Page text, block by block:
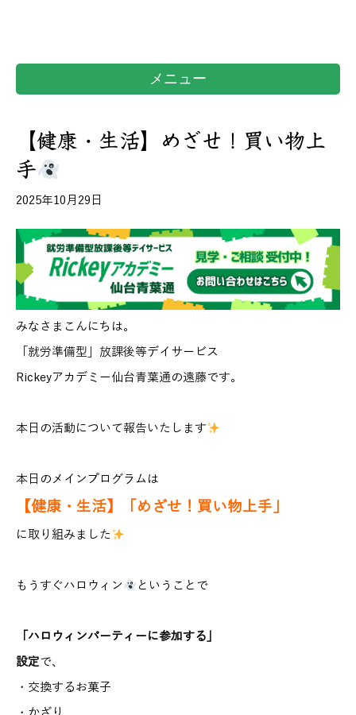
メニュー
【健康・生活】めざせ！買い物上
手
2025年10月29日
みなさまこんにちは。
「就労準備型」放課後等デイサービス
Rickeyアカデミー仙台青葉通の遠藤です。
本日の活動について報告いたします
本日のメインプログラムは
【健康・生活】 「めざせ！買い物上手」
に取り組みました
もうすぐハロウィン ということで
「ハロウィンパーティーに参加する」
設定で、
・交換するお菓子